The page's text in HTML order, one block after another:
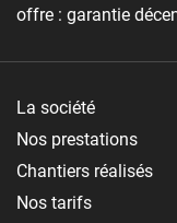
offre : garantie
La société
Nos prestations
Chantiers réalisés
Nos tarifs